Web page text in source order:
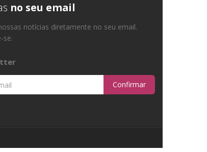
no seu email
notícias diretamente no seu email.
se.
Confirmar